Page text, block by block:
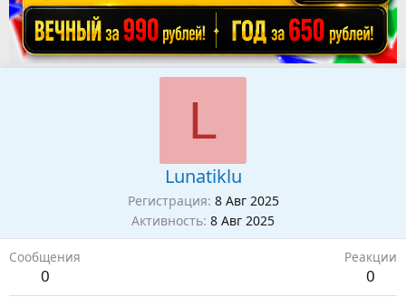
L
Lunatiklu
Регистрация 8 Авг 2025
Активность 8 Авг 2025
Сообщения
0
Реакции
0